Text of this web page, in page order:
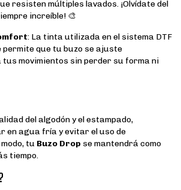
resisten múltiples lavados. ¡Olvídate del
increíble! 🎨
: La tinta utilizada en el sistema DTF
permite que tu buzo se ajuste
movimientos sin perder su forma ni
del algodón y el estampado,
en agua fría y evitar el uso de
tu Buzo Drop se mantendrá como
tiempo.